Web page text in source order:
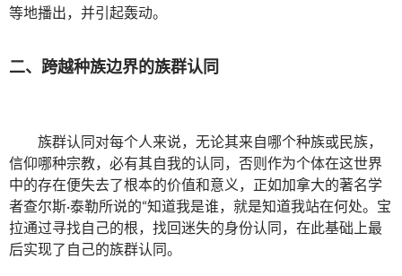
等地播出，并引起轰动。
二、跨越种族边界的族群认同
族群认同对每个人来说，无论其来自哪个种族或民族，
信仰哪种宗教，必有其自我的认同，否则作为个体在这世界
中的存在便失去了根本的价值和意义，正如加拿大的著名学
者查尔斯·泰勒所说的“知道我是谁，就是知道我站在何处。宝
拉通过寻找自己的根，找回迷失的身份认同，在此基础上最
后实现了自己的族群认同。